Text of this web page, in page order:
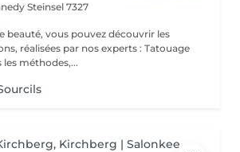
Steinsel 7327
beauté, vous pouvez découvrir les
par nos experts : Tatouage
méthodes,...